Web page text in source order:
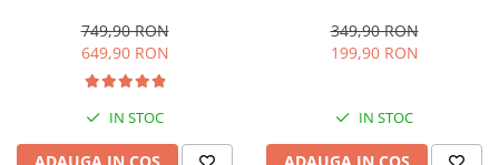
convertibil - functie frigider,
Termostat reglabil, Alb
749,90 RON
649,90 RON
IN STOC
Termostat 80 - 200 °C, 8
programe predefinite, Negru
349,90 RON
199,90 RON
IN STOC